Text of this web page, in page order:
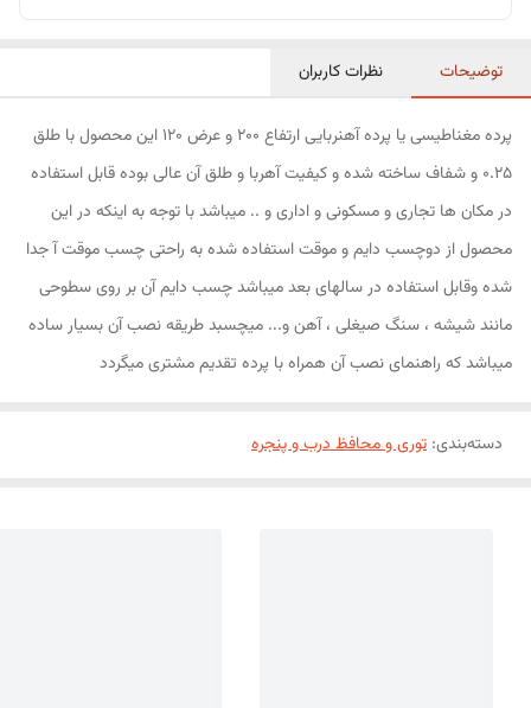
توضیحات نظرات کاربران
پرده مغناطیسی یا پرده آهنربایی ارتفاع 200 و عرض 120 این محصول با طلق
0.25 و شفاف ساخته شده و کیفیت آهربا و طلق آن عالی بوده قابل استفاده
در مکان ها تجاری و مسکونی و اداری و .. میباشد با توجه به اینکه در این
محصول از دوچسب دایم و موقت استفاده شده به راحتی چسب موقت آ جدا
شده وقابل استفاده در سالهای بعد میباشد چسب دایم آن بر روی سطوحی
مانند شیشه ، سنگ صیغلی ، آهن و... میچسبد طریقه نصب آن بسیار ساده
میباشد که راهنمای نصب آن همراه با پرده تقدیم مشتری میگردد
دسته‌بندی: توری و محافظ درب و پنجره